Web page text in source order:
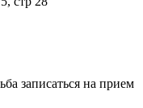
записаться на прием